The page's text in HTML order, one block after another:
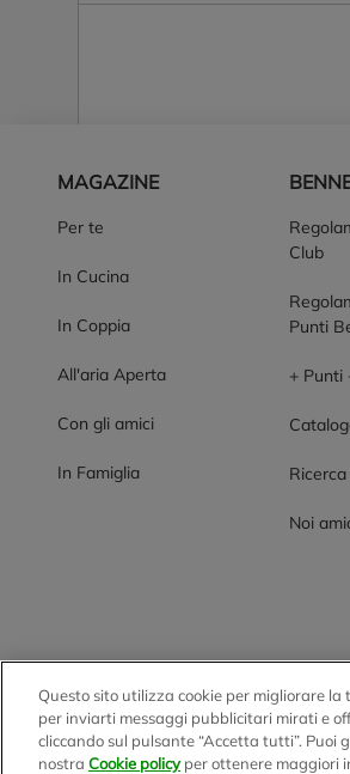
MAGAZINE
Per te
In Cucina
In Coppia
All'aria Aperta
Con gli amici
In Famiglia
Club
Punti
+ Punti
Noi
BENNET S.p.A.
Sede Amministrativa e Commerciale:
Questo sito utilizza cookie per migliorare
per inviarti messaggi pubblicitari mirati e
cliccando sul pulsante “Accetta tutti”. Puoi
nostra Cookie policyper ottenere maggiori